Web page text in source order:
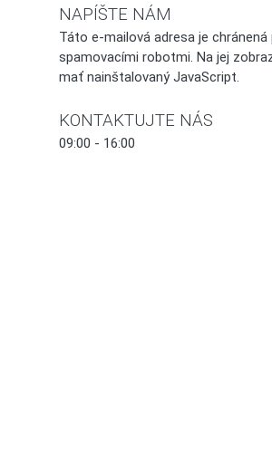
NAPÍŠTE NÁM
Táto e-mailová adresa je chránená
spamovacími robotmi. Na jej
mať nainštalovaný JavaScript.
KONTAKTUJTE NÁS
09:00 - 16:00